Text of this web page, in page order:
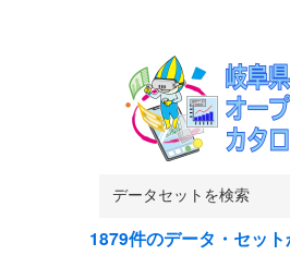
1879件のデータ・セッ